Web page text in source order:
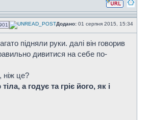
Додано: 01 серпня 2015, 15:34
підняли руки. далі він говорив
дивитися на себе по-
ніж це?
а годує та гріє його, як і